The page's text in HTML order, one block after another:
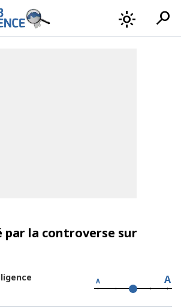
light_mode search
la controverse sur
A A